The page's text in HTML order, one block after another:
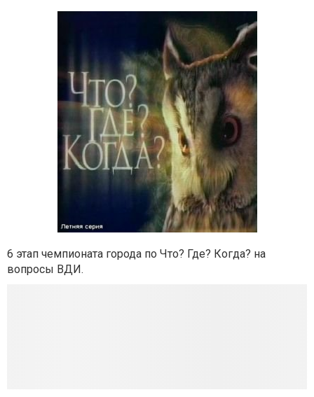
6 этап чемпионата города по Что? Где? Когда? на
вопросы ВДИ.